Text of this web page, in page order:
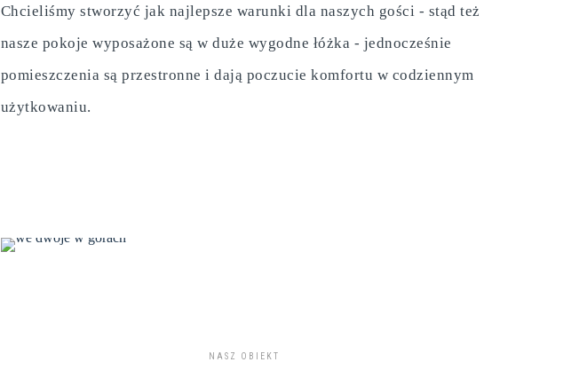
Chcieliśmy stworzyć jak najlepsze warunki dla naszych gości - stąd też
nasze pokoje wyposażone są w duże wygodne łóżka - jednocześnie
pomieszczenia są przestronne i dają poczucie komfortu w codziennym
użytkowaniu.
NASZ OBIEKT